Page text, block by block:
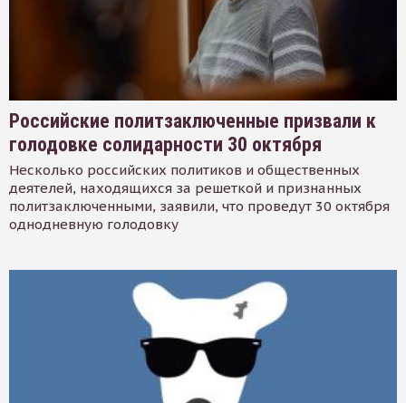
Российские политзаключенные призвали к
голодовке солидарности 30 октября
Несколько российских политиков и общественных
деятелей, находящихся за решеткой и признанных
политзаключенными, заявили, что проведут 30 октября
однодневную голодовку